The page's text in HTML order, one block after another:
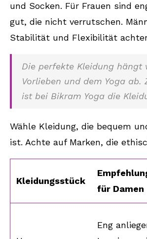
und Socken. Für Frauen sind
gut, die nicht verrutschen.
Stabilität und Flexibilität
Die perfekte Kleidung hängt
Vorlieben und dem Yoga ab.
ist bei Bikram Yoga die
Wähle Kleidung, die bequem
ist. Achte auf Marken, die
Kleidungsstück
für Damen
Eng